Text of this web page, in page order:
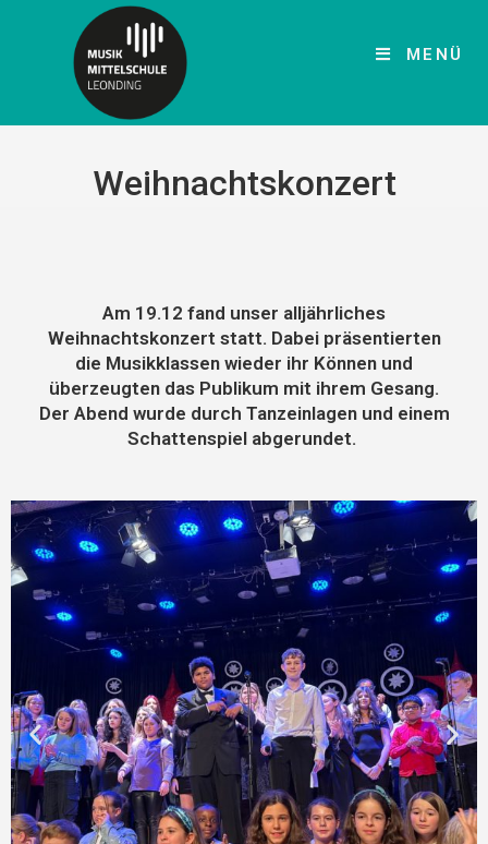
MENÜ
Weihnachtskonzert
Am 19.12 fand unser alljährliches
Weihnachtskonzert statt. Dabei präsentierten
die Musikklassen wieder ihr Können und
überzeugten das Publikum mit ihrem Gesang.
Der Abend wurde durch Tanzeinlagen und einem
Schattenspiel abgerundet.